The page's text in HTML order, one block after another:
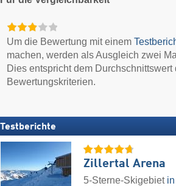
Um die Bewertung mit einem
machen, werden als Ausgleich zwei
Dies entspricht dem Durchschnittswert
Bewertungskriterien.
Testberichte
Zillertal Arena
5-Sterne-Skigebiet